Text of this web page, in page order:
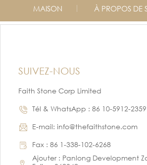
MAISON À PROPOS DE
SUIVEZ-NOUS
Faith Stone Corp Limited
Tél & WhatsApp : 86 10-5912-2359
E-mail: info@thefaithstone.com
Fax : 86 1-338-102-6268
Ajouter : Panlong Development